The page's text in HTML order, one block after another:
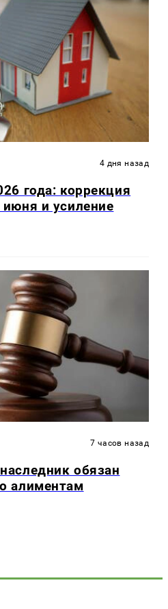
4 дня назад
года: коррекция
июня и усиление
7 часов назад
обязан
алиментам